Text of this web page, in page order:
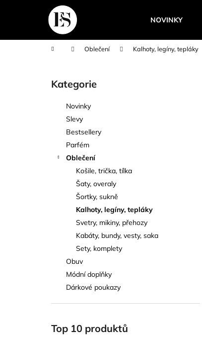
NOVINKY
Domů Oblečení Kalhoty, legíny, tepláky
Přeskočit
kategorie
Kategorie
Novinky
Slevy
Bestsellery
Parfém
Oblečení
Košile, trička, tílka
Šaty, overaly
Šortky, sukně
Kalhoty, legíny, tepláky
Svetry, mikiny, přehozy
Kabáty, bundy, vesty, saka
Sety, komplety
Obuv
Módní doplňky
Dárkové poukazy
Top 10 produktů
í
Zpět
do
Zpět
do
ELASTICKÉ, STAHUJÍCÍ BODY EDEN
449 kč